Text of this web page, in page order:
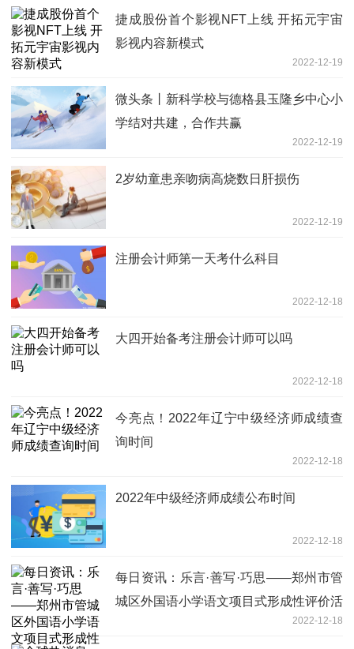
捷成股份首个影视NFT上线 开拓元宇宙
影视内容新模式
2022-12-19
微头条丨新科学校与德格县玉隆乡中心小
学结对共建，合作共赢
2022-12-19
2岁幼童患亲吻病高烧数日肝损伤
2022-12-19
注册会计师第一天考什么科目
2022-12-18
大四开始备考注册会计师可以吗
2022-12-18
今亮点！2022年辽宁中级经济师成绩查
询时间
2022-12-18
2022年中级经济师成绩公布时间
2022-12-18
每日资讯：乐言·善写·巧思——郑州市管
城区外国语小学语文项目式形成性评价活
2022-12-18